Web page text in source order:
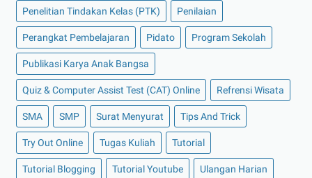
Penelitian Tindakan Kelas (PTK) Penilaian
Perangkat Pembelajaran Pidato Program Sekolah
Publikasi Karya Anak Bangsa
Quiz & Computer Assist Test (CAT) Online Refrensi Wisata
SMA SMP Surat Menyurat Tips And Trick
Try Out Online Tugas Kuliah Tutorial
Tutorial Blogging Tutorial Youtube Ulangan Harian